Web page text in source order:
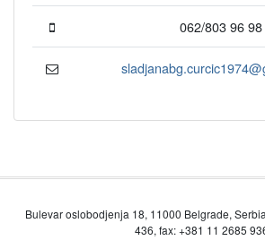
062/803 96 98
Bulevar oslobodjenja 18, 11000 Belgrade,
436, fax: +381 11 2685